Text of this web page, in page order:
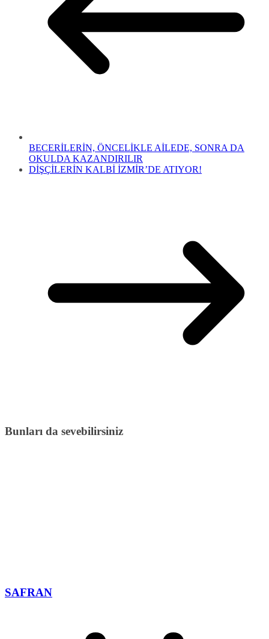
BECERİLERİN, ÖNCELİKLE AİLEDE, SONRA DA
OKULDA KAZANDIRILIR
DİŞÇİLERİN KALBİ İZMİR’DE ATIYOR!
Bunları da sevebilirsiniz
SAFRAN